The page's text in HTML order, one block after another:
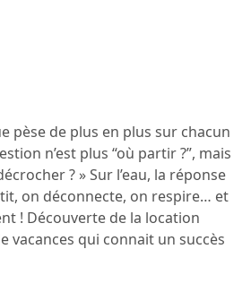
pèse de plus en plus sur chacun
n’est plus “où partir ?”, mais
? » Sur l’eau, la réponse
on déconnecte, on respire… et
! Découverte de la location
vacances qui connait un succès